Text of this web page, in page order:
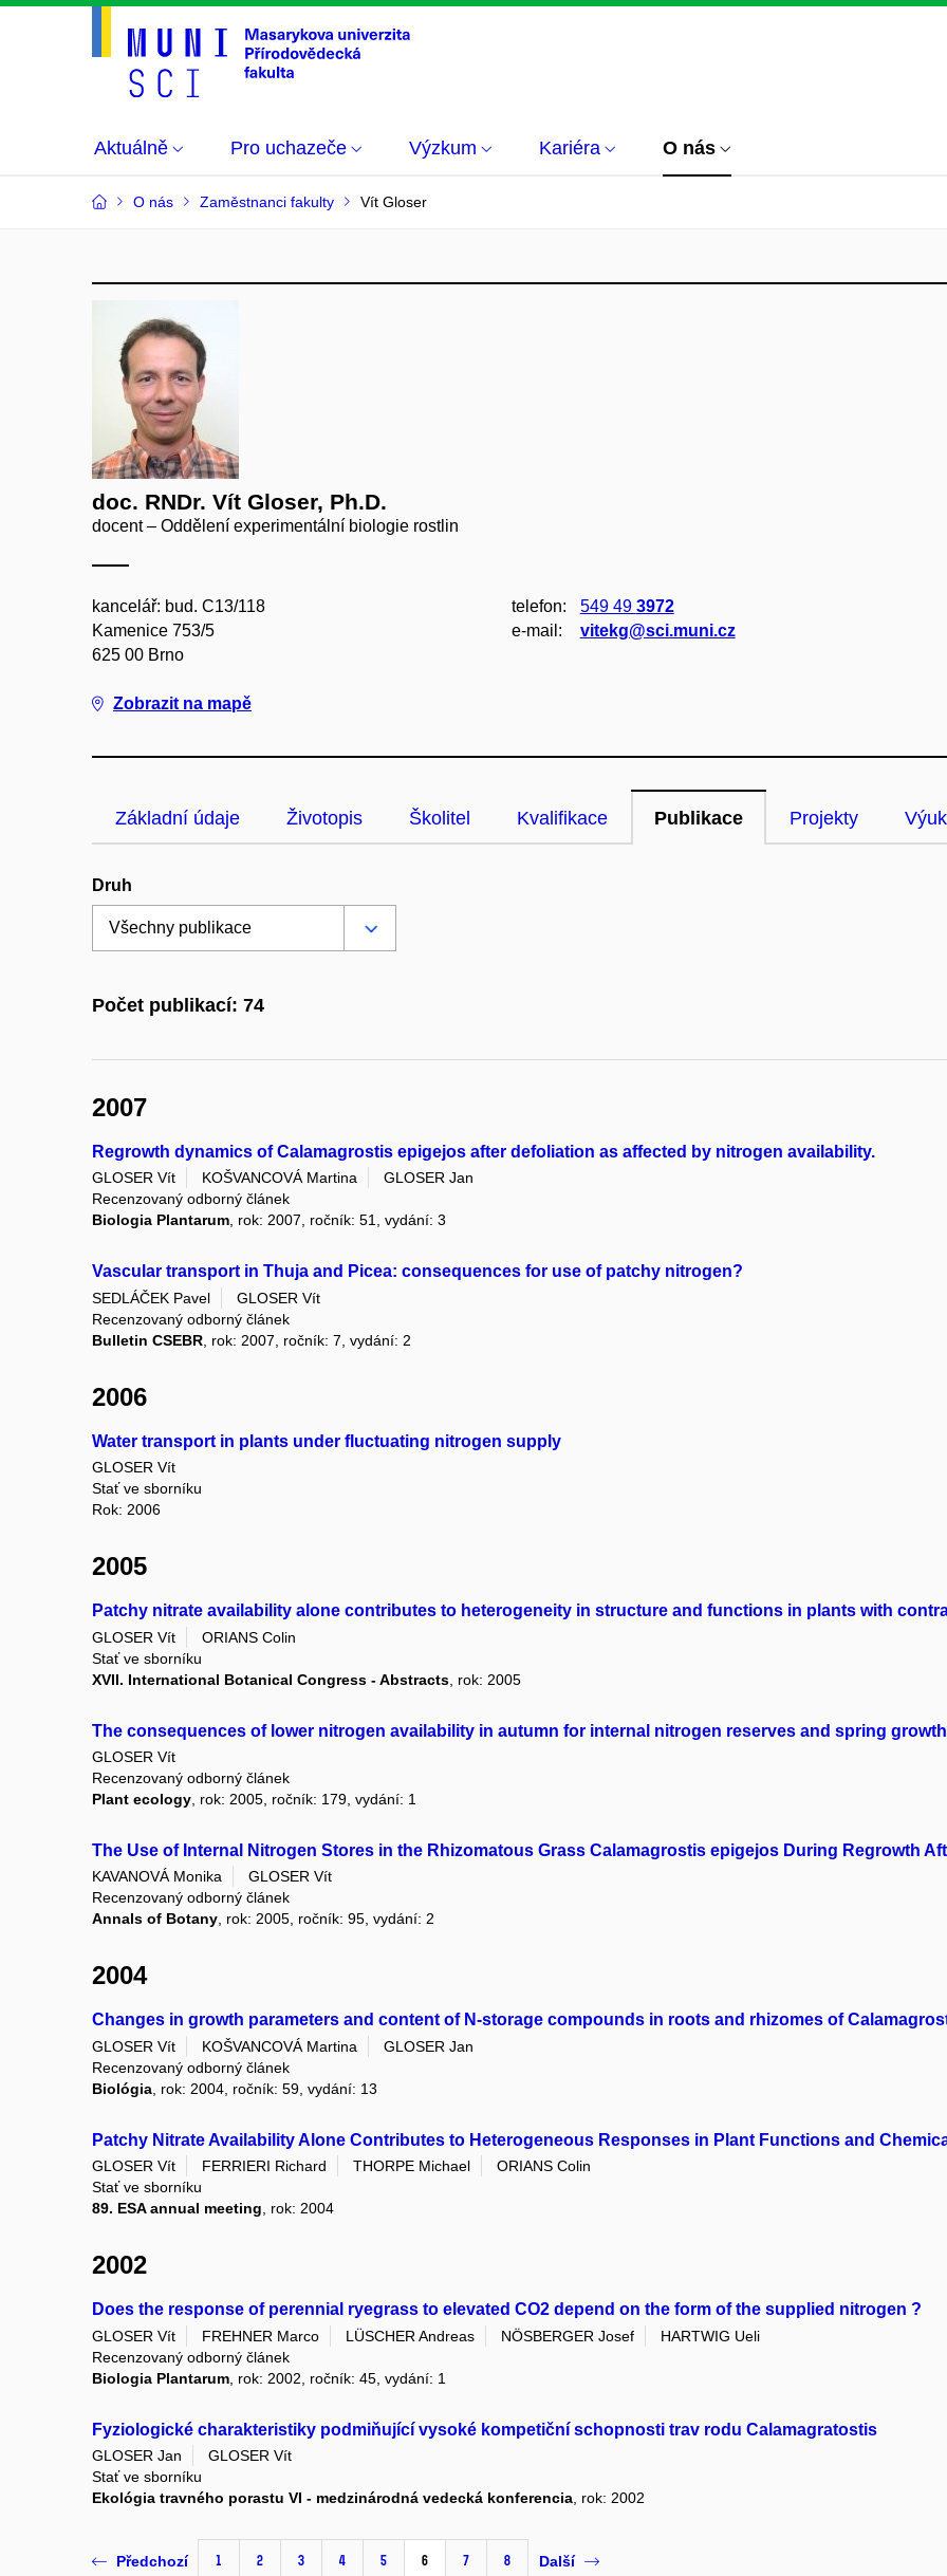
Aktuálně Pro uchazeče Výzkum Kariéra O nás
O nás Zaměstnanci fakulty Vít Gloser
doc. RNDr. Vít Gloser, Ph.D.
docent – Oddělení experimentální biologie rostlin
kancelář: bud. C13/118
Kamenice 753/5
625 00 Brno
Zobrazit na mapě
telefon: 549 49 3972
e‑mail:
vitekg@sci.muni.cz
Základní údaje Životopis Školitel Kvalifikace Publikace Projekty
Druh
Počet publikací: 74
2007
Regrowth dynamics of Calamagrostis epigejos after defoliation as affected by nitrogen availability.
GLOSER Vít KOŠVANCOVÁ Martina
GLOSER Jan
Recenzovaný odborný článek
Biologia Plantarum, rok: 2007, ročník: 51, vydání: 3
Vascular transport in Thuja and Picea: consequences for use of patchy nitrogen?
SEDLÁČEK Pavel
GLOSER Vít
Recenzovaný odborný článek
Bulletin CSEBR , rok: 2007, ročník: 7, vydání: 2
2006
Water transport in plants under fluctuating nitrogen supply
GLOSER Vít
Stať ve sborníku
Rok: 2006
2005
Patchy nitrate availability alone contributes to heterogeneity in structure and functions in plants with
GLOSER Vít
ORIANS Colin
Stať ve sborníku
XVII. International Botanical Congress - Abstracts , rok: 2005
The consequences of lower nitrogen availability in autumn for internal nitrogen reserves and spring
GLOSER Vít
Recenzovaný odborný článek
Plant ecology , rok: 2005, ročník: 179, vydání: 1
The Use of Internal Nitrogen Stores in the Rhizomatous Grass Calamagrostis epigejos During Regrowth
KAVANOVÁ Monika
GLOSER Vít
Recenzovaný odborný článek
Annals of Botany, rok: 2005, ročník: 95, vydání: 2
2004
Changes in growth parameters and content of N-storage compounds in roots and rhizomes of
GLOSER Vít KOŠVANCOVÁ Martina
GLOSER Jan
Recenzovaný odborný článek
Biológia , rok: 2004, ročník: 59, vydání: 13
Patchy Nitrate Availability Alone Contributes to Heterogeneous Responses in Plant Functions and
GLOSER Vít FERRIERI Richard THORPE Michael
ORIANS Colin
Stať ve sborníku
89. ESA annual meeting , rok: 2004
2002
Does the response of perennial ryegrass to elevated CO2 depend on the form of the supplied nitrogen ?
GLOSER Vít FREHNER Marco LÜSCHER Andreas NÖSBERGER Josef
HARTWIG Ueli
Recenzovaný odborný článek
Biologia Plantarum , rok: 2002, ročník: 45, vydání: 1
Fyziologické charakteristiky podmiňující vysoké kompetiční schopnosti trav rodu Calamagratostis
GLOSER Jan
GLOSER Vít
Stať ve sborníku
Ekológia travného porastu VI - medzinárodná vedecká konferencia , rok: 2002
Předchozí 1 2 3 4 5 6 7 8 Další